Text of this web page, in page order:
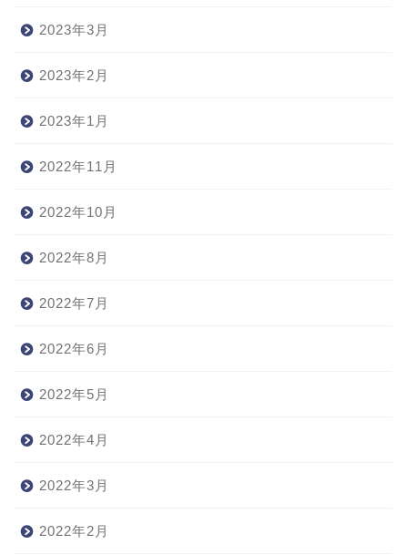
2023年3月
2023年2月
2023年1月
2022年11月
2022年10月
2022年8月
2022年7月
2022年6月
2022年5月
2022年4月
2022年3月
2022年2月